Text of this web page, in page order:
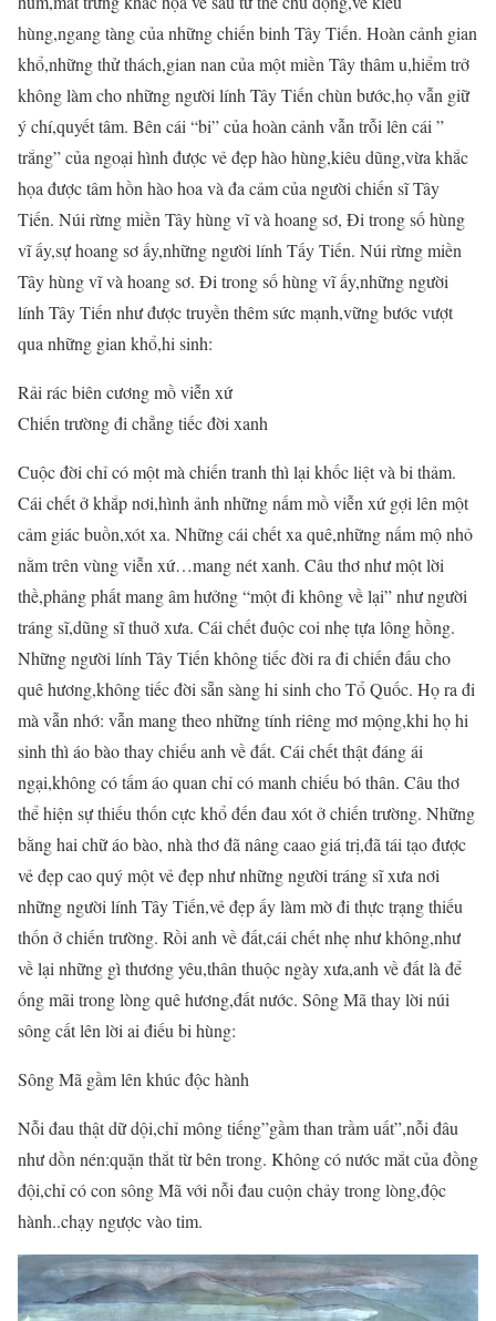
hùng,ngang tàng của những chiến binh Tây Tiến. Hoàn cảnh gian
khổ,những thử thách,gian nan của một miền Tây thâm u,hiểm trở
không làm cho những người lính Tây Tiến chùn bước,họ vẫn giữ
ý chí,quyết tâm. Bên cái “bi” của hoàn cảnh vẫn trỗi lên cái ”
trắng” của ngoại hình được vẻ đẹp hào hùng,kiêu dũng,vừa khắc
họa được tâm hồn hào hoa và đa cảm của người chiến sĩ Tây
Tiến. Núi rừng miền Tây hùng vĩ và hoang sơ, Đi trong số hùng
vĩ ấy,sự hoang sơ ấy,những người lính Tấy Tiến. Núi rừng miền
Tây hùng vĩ và hoang sơ. Đi trong số hùng vĩ ấy,những người
lính Tây Tiến như được truyền thêm sức mạnh,vững bước vượt
qua những gian khổ,hi sinh:
Rải rác biên cương mồ viễn xứ
Chiến trường đi chẳng tiếc đời xanh
Cuộc đời chỉ có một mà chiến tranh thì lại khốc liệt và bi thảm.
Cái chết ở khắp nơi,hình ảnh những nấm mồ viễn xứ gợi lên một
cảm giác buồn,xót xa. Những cái chết xa quê,những nấm mộ nhỏ
nằm trên vùng viễn xứ…mang nét xanh. Câu thơ như một lời
thề,phảng phất mang âm hưởng “một đi không về lại” như người
tráng sĩ,dũng sĩ thuở xưa. Cái chết đuộc coi nhẹ tựa lông hồng.
Những người lính Tây Tiến không tiếc đời ra đi chiến đấu cho
quê hương,không tiếc đời sẵn sàng hi sinh cho Tổ Quốc. Họ ra đi
mà vẫn nhớ: vẫn mang theo những tính riêng mơ mộng,khi họ hi
sinh thì áo bào thay chiếu anh về đất. Cái chết thật đáng ái
ngại,không có tấm áo quan chỉ có manh chiếu bó thân. Câu thơ
thể hiện sự thiếu thốn cực khổ đến đau xót ở chiến trường. Những
bằng hai chữ áo bào, nhà thơ đã nâng caao giá trị,đã tái tạo được
vẻ đẹp cao quý một vẻ đẹp như những người tráng sĩ xưa nơi
những người lính Tây Tiến,vẻ đẹp ấy làm mờ đi thực trạng thiếu
thốn ở chiến trường. Rồi anh về đất,cái chết nhẹ như không,như
về lại những gì thương yêu,thân thuộc ngày xưa,anh về đất là để
ống mãi trong lòng quê hương,đất nước. Sông Mã thay lời núi
sông cất lên lời ai điếu bi hùng:
Sông Mã gầm lên khúc độc hành
Nỗi đau thật dữ dội,chỉ mông tiếng”gầm than trầm uất”,nỗi đâu
như dồn nén:quặn thắt từ bên trong. Không có nước mắt của đồng
đội,chỉ có con sông Mã với nỗi đau cuộn chảy trong lòng,độc
hành..chạy ngược vào tim.